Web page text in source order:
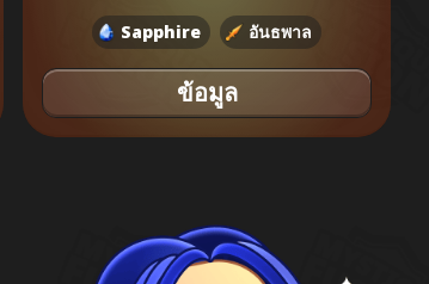
Sapphire อันธพาล
ข้อมูล